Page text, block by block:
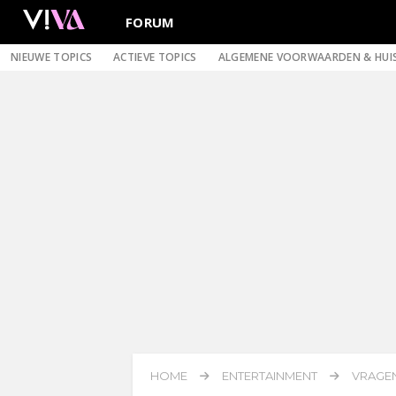
FORUM
NIEUWE TOPICS ACTIEVE TOPICS ALGEMENE VOORWAARDEN &
HOME ENTERTAINMENT